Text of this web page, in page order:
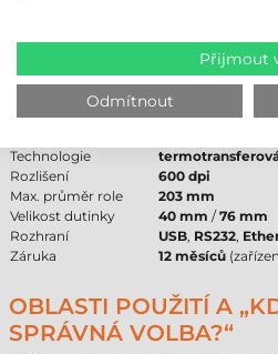
Následující tabulka shrnuje
Hodnota
Značka
Godex
Technologie
Rozlišení
600 dpi
Max. průměr role
203 mm
Velikost dutinky
40 mm /76 mm
Rozhraní
USB, RS232,
Záruka
12 měsíců
OBLASTI POUŽITÍ A
SPRÁVNÁ VOLBA?“
Přijmout
Odmítnout